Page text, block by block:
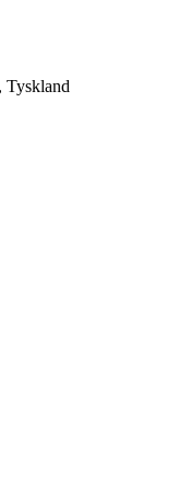
Tyskland